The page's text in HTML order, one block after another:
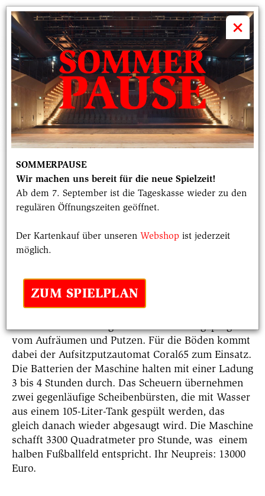
×
SOMMERPAUSE
Wir machen uns bereit für die neue Spielzeit!
Ab dem 7. September ist die Tageskasse wieder zu den
regulären Öffnungszeiten geöffnet.
Der Kartenkauf über unseren Webshop ist jederzeit
möglich.
ZUM SPIELPLAN
 volkstheater
DER SCHRUBBER
Ausgabe 7, September 2021
vom Aufräumen und Putzen. Für die Böden kommt
dabei der Aufsitzputzautomat Coral65 zum Einsatz.
Die Batterien der Maschine halten mit einer Ladung
3 bis 4 Stunden durch. Das Scheuern übernehmen
zwei gegenläufige Scheibenbürsten, die mit Wasser
aus einem 105-Liter-Tank gespült werden, das
gleich danach wieder abgesaugt wird. Die Maschine
schafft 3300 Quadratmeter pro Stunde, was einem
halben Fußballfeld entspricht. Ihr Neupreis: 13000
Euro.